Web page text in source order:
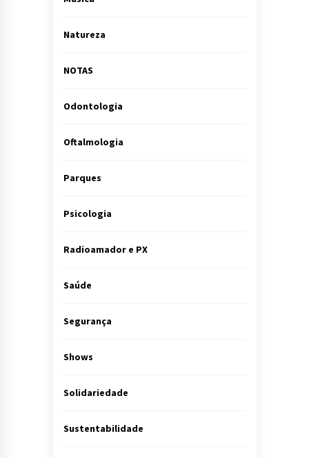
Natureza
NOTAS
Odontologia
Oftalmologia
Parques
Psicologia
Radioamador e PX
Saúde
Segurança
Shows
Solidariedade
Sustentabilidade